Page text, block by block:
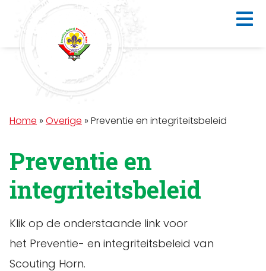
Home » Overige » Preventie en integriteitsbeleid
Preventie en
integriteitsbeleid
Klik op de onderstaande link voor
het Preventie- en integriteitsbeleid van
Scouting Horn.